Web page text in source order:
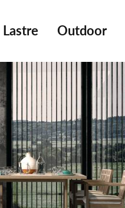
Lastre Outdoor